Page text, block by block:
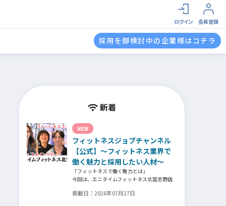
ログイン 会員登録
採用を御検討中の企業様はコチラ
新着
NEW
フィットネスジョブチャンネル
【公式】～フィットネス業界で
働く魅力と採用したい人材～
「フィットネスで働く魅力とは」
今回は、エニタイムフィットネス北習志野店
用」をテーマにフィットネスクラブの魅力に
掲載日： 2026年07月27日